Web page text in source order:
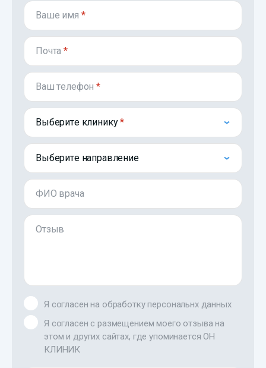
Ваше имя *
Почта*
Ваш телефон*
Выберите клинику
Выберите направление
ФИО врача
Отзыв
Я согласен на обработку персональнх данных
Я согласен с размещением моего отзыва на
этом и других сайтах, где упоминается ОН
КЛИНИК